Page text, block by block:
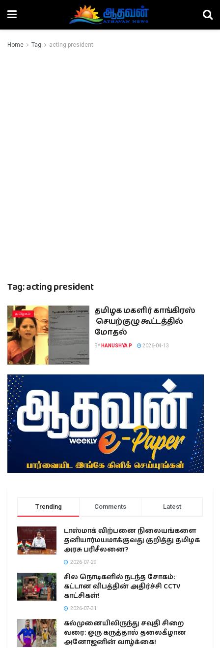
Home Tag acting president
Tag:acting president
தமிழகம்
தமிழக மகளிர் காங்கிரஸ்
செயற்குழு கூட்டத்தில்
மோதல்
BY HANUSHYA P 2026-04-13
Trending Comments Latest
டாஸ்மாக் விற்பனை நிலையங்களை
தனியார்மயமாக்குவது குறித்து தமிழக
அரசு பரிசீலனை?
2026-07-29
சில நொடிகளில் நடந்த சோகம்:
கட்டான விபத்தின் அதிர்ச்சி CCTV
காட்சிகள்!
2026-07-31
கல்முனையிலிருந்து சவுதி சிறை
வரை: ஒரு கருத்தால் தலைகீழான
அனோஜனின் வாழ்க்கை!